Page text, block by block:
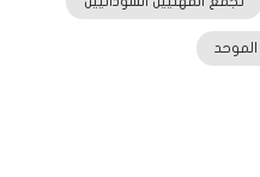
الموحد